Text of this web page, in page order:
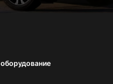
оборудование